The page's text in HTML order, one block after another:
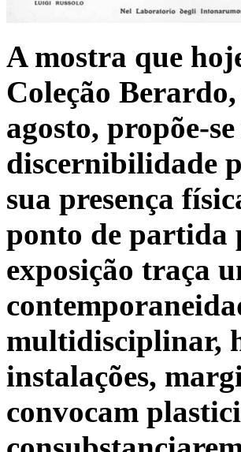
A mostra que
Coleção
agosto, propõe-
discernibilidade
sua presença
ponto de partida
exposição traça
multidisciplinar,
instalações,
convocam